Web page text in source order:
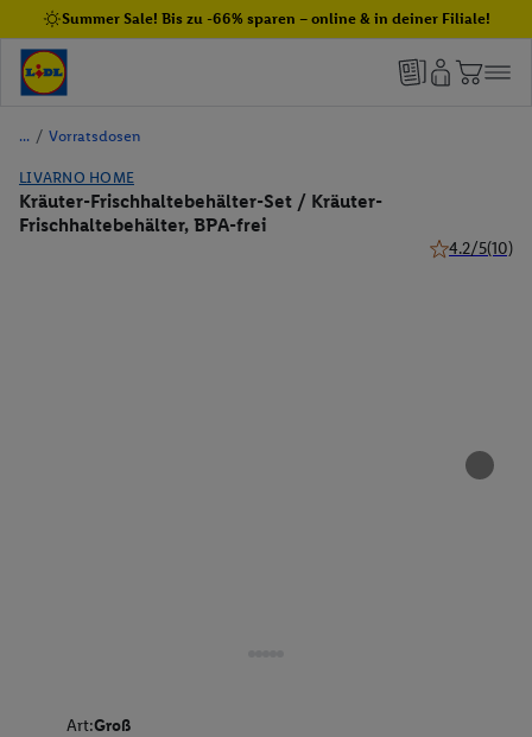
Summer Sale! Bis zu -66% sparen – online & in deiner Filiale!
/ Vorratsdosen
LIVARNO HOME
Kräuter-Frischhaltebehälter-Set / Kräuter-
Frischhaltebehälter, BPA-frei
4.2/5(10)
Art:Groß